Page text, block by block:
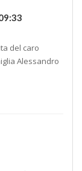
del caro
Alessandro